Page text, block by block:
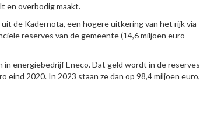
en overbodig maakt.
de Kadernota, een hogere uitkering van het rijk via
reserves van de gemeente (14,6 miljoen euro
energiebedrijf Eneco. Dat geld wordt in de reserves
eind 2020. In 2023 staan ze dan op 98,4 miljoen euro,